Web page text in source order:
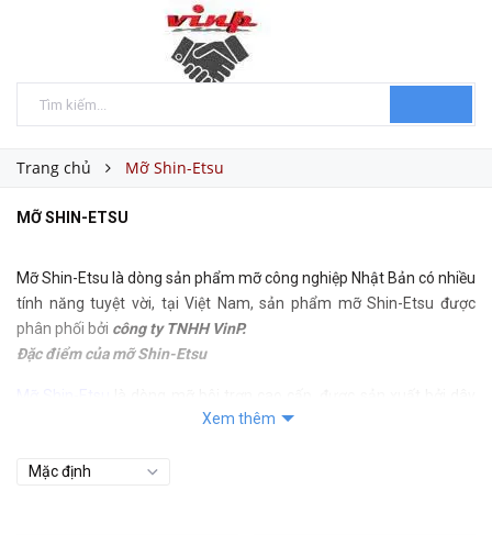
Trang chủ Mỡ Shin-Etsu
MỠ SHIN-ETSU
Mỡ Shin-Etsu là dòng sản phẩm mỡ công nghiệp Nhật Bản có nhiều
tính năng tuyệt vời, tại Việt Nam, sản phẩm mỡ Shin-Etsu được
phân phối bởi công ty TNHH VinP.
Đặc điểm của mỡ Shin-Etsu
chuyền sản xuất của Nhật Bản.
Nâng cao hiệu quả sử dụng của máy móc
Xem thêm